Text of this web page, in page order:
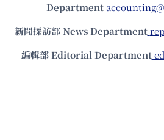
Department
新聞採訪部 News Department
編輯部 Editorial Department